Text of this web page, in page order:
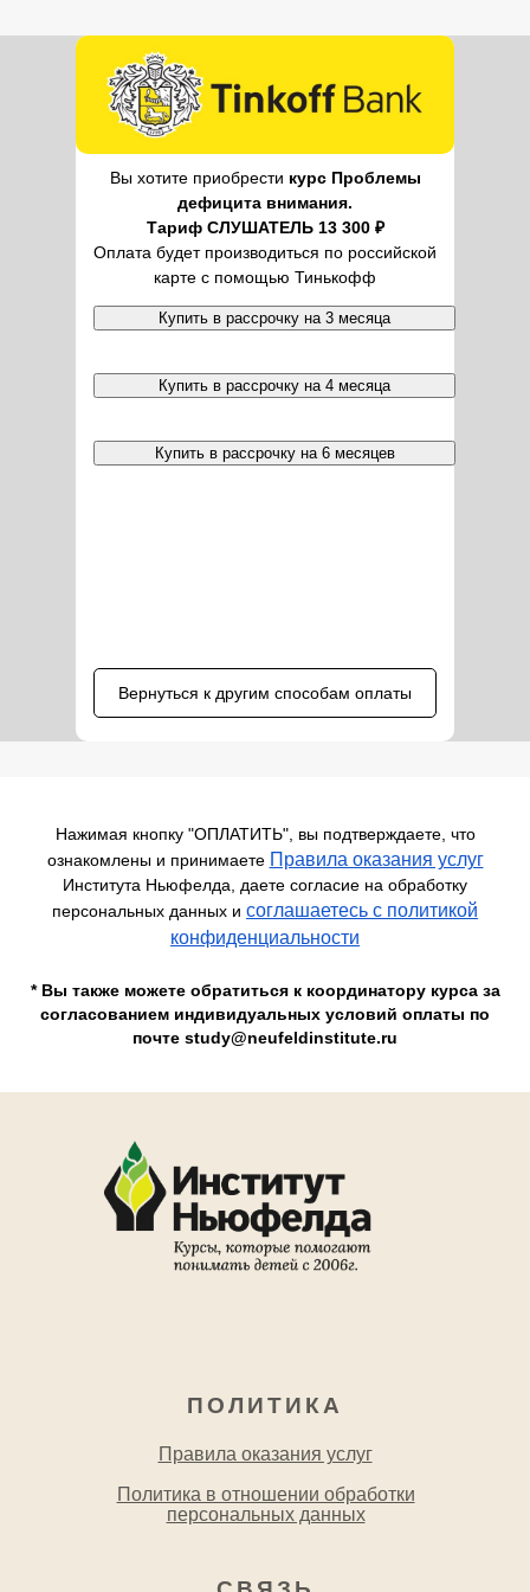
Вы хотите приобрести курс Проблемы
дефицита внимания.
Тариф СЛУШАТЕЛЬ 13 300 ₽
Оплата будет производиться по российской
карте с помощью Тинькофф
Вернуться к другим способам оплаты
Купить в рассрочку на 3 месяца
Купить в рассрочку на 4 месяца
Купить в рассрочку на 6 месяцев
Нажимая кнопку "ОПЛАТИТЬ", вы подтверждаете, что
ознакомлены и принимаете Правила оказания услуг
Института Ньюфелда, даете согласие на обработку
персональных данных и соглашаетесь c политикой
конфиденциальности
* Вы также можете обратиться к координатору курса за
согласованием индивидуальных условий оплаты по
почте study@neufeldinstitute.ru
ПОЛИТИКА
Правила оказания услуг
Политика в отношении обработки
персональных данных